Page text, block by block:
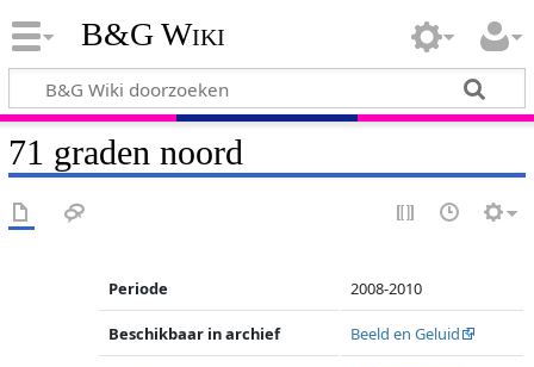
B&G Wiki
71 graden noord
Periode 2008-2010
Beschikbaar in archief Beeld en Geluid